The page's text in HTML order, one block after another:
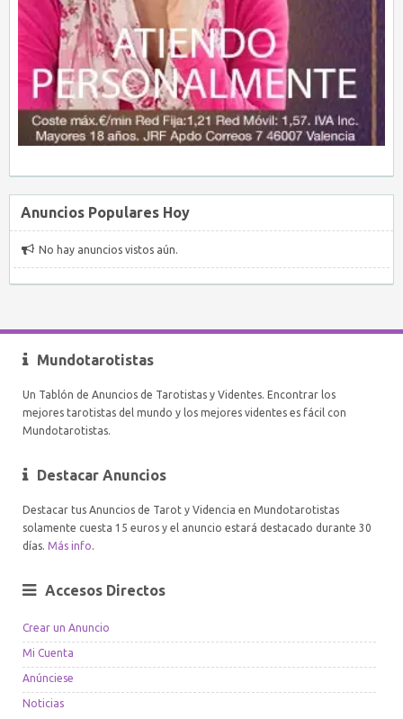
Anuncios Populares Hoy
No hay anuncios vistos aún.
Mundotarotistas
Un Tablón de Anuncios de Tarotistas y Videntes. Encontrar los
mejores tarotistas del mundo y los mejores videntes es fácil con
Mundotarotistas.
Destacar Anuncios
Destacar tus Anuncios de Tarot y Videncia en Mundotarotistas
solamente cuesta 15 euros y el anuncio estará destacado durante 30
días. Más info.
Accesos Directos
Crear un Anuncio
Mi Cuenta
Anúnciese
Noticias